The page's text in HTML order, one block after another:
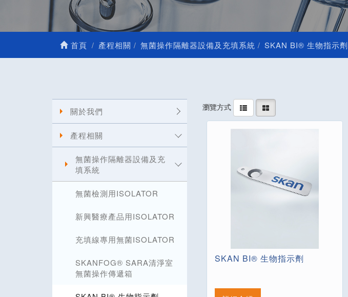
首頁 產程相關 無菌操作隔離器設備及充填系統 SKAN BI® 生物指示劑
關於我們
產程相關
無菌操作隔離器設備及充
填系統
無菌檢測用ISOLATOR
新興醫療產品用ISOLATOR
充填線專用無菌ISOLATOR
SKANFOG® SARA清淨室
無菌操作傳遞箱
瀏覽方式
SKAN BI® 生物指示劑